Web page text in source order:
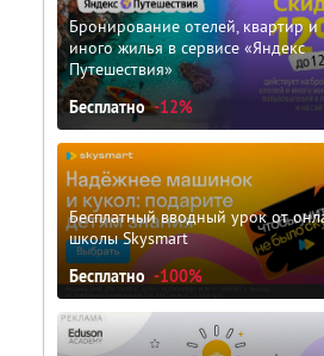
Бронирование отелей, квартир и
иного жилья в сервисе «Яндекс
Путешествия»
Бесплатно -12%
Бесплатный вводный урок от
школы Skysmart
Бесплатно -100%